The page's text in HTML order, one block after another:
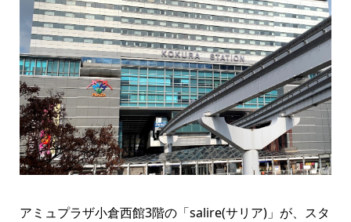
アミュプラザ小倉西館3階の「salire(サリア)」が、スタ